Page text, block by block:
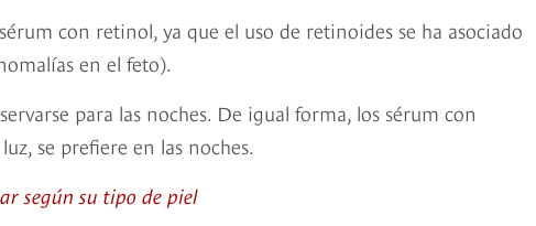
con retinol, ya que el uso de retinoides se ha asociado
en el feto).
para las noches. De igual forma, los sérum con
se prefiere en las noches.
según su tipo de piel